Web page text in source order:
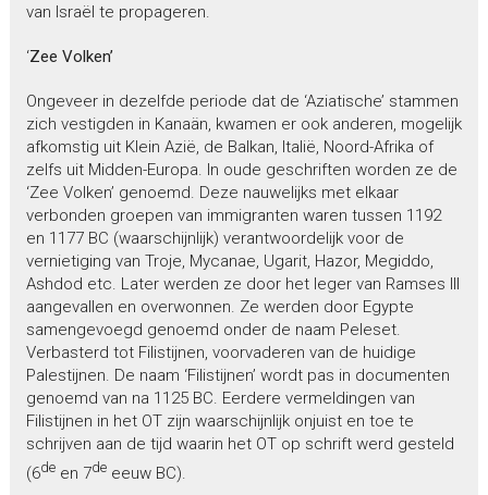
van Israël te propageren.
‘Zee Volken’
Ongeveer in dezelfde periode dat de ‘Aziatische’ stammen
zich vestigden in Kanaän, kwamen er ook anderen, mogelijk
afkomstig uit Klein Azië, de Balkan, Italië, Noord-Afrika of
zelfs uit Midden-Europa. In oude geschriften worden ze de
‘Zee Volken’ genoemd. Deze nauwelijks met elkaar
verbonden groepen van immigranten waren tussen 1192
en 1177 BC (waarschijnlijk) verantwoordelijk voor de
vernietiging van Troje, Mycanae, Ugarit, Hazor, Megiddo,
Ashdod etc. Later werden ze door het leger van Ramses III
aangevallen en overwonnen. Ze werden door Egypte
samengevoegd genoemd onder de naam Peleset.
Verbasterd tot Filistijnen, voorvaderen van de huidige
Palestijnen. De naam ‘Filistijnen’ wordt pas in documenten
genoemd van na 1125 BC. Eerdere vermeldingen van
Filistijnen in het OT zijn waarschijnlijk onjuist en toe te
schrijven aan de tijd waarin het OT op schrift werd gesteld
(6deen 7deeeuw BC).